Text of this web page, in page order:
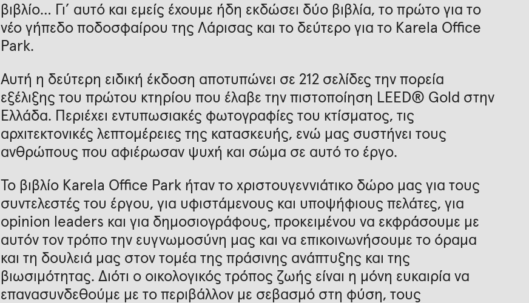
βιβλίο… Γι’ αυτό και εμείς έχουμε ήδη εκδώσει δύο βιβλία, το πρώτο για το
νέο γήπεδο ποδοσφαίρου της Λάρισας και το δεύτερο για το Karela Office
Park.
Αυτή η δεύτερη ειδική έκδοση αποτυπώνει σε 212 σελίδες την πορεία
εξέλιξης του πρώτου κτηρίου που έλαβε την πιστοποίηση LEED® Gold στην
Ελλάδα. Περιέχει εντυπωσιακές φωτογραφίες του κτίσματος, τις
αρχιτεκτονικές λεπτομέρειες της κατασκευής, ενώ μας συστήνει τους
ανθρώπους που αφιέρωσαν ψυχή και σώμα σε αυτό το έργο.
Το βιβλίο Karela Office Park ήταν το χριστουγεννιάτικο δώρο μας για τους
συντελεστές του έργου, για υφιστάμενους και υποψήφιους πελάτες, για
opinion leaders και για δημοσιογράφους, προκειμένου να εκφράσουμε με
αυτόν τον τρόπο την ευγνωμοσύνη μας και να επικοινωνήσουμε το όραμα
και τη δουλειά μας στον τομέα της πράσινης ανάπτυξης και της
βιωσιμότητας. Διότι ο οικολογικός τρόπος ζωής είναι η μόνη ευκαιρία να
επανασυνδεθούμε με το περιβάλλον με σεβασμό στη φύση, τους